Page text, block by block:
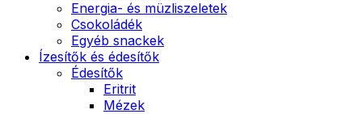
Energia- és müzliszeletek
Csokoládék
Egyéb snackek
Ízesítők és édesítők
Édesítők
Eritrit
Mézek